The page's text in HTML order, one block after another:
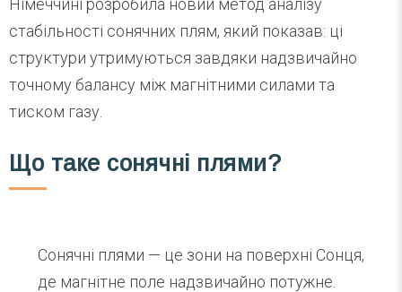
Німеччині розробила новий метод аналізу
стабільності сонячних плям, який показав: ці
структури утримуються завдяки надзвичайно
точному балансу між магнітними силами та
тиском газу.
Що таке сонячні плями?
Сонячні плями — це зони на поверхні Сонця,
де магнітне поле надзвичайно потужне.